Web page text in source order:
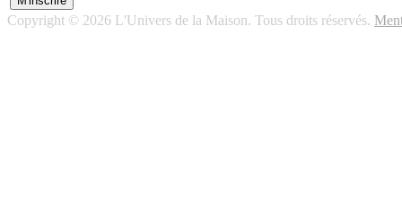
Copyright © 2026 L'Univers de la Maison. Tous droits réservés.